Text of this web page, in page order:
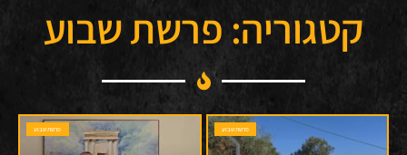
קטגוריה: פרשת שבוע
פרשת שבוע פרשת שבוע